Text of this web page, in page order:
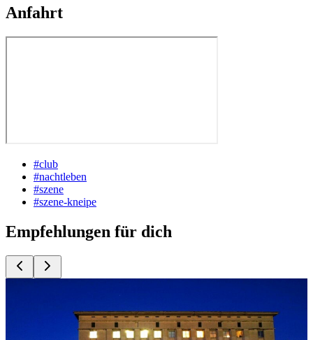
Anfahrt
#club
#nachtleben
#szene
#szene-kneipe
Empfehlungen für dich
Indie Rock Clubs